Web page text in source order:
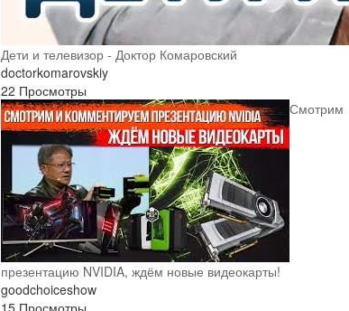
Дети и телевизор - Доктор Комаровский
doctorkomarovskiy
22 Просмотры
Смотрим
презентацию NVIDIA, ждём новые видеокарты!
goodchoiceshow
15 Просмотры